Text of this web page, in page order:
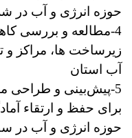
حوزه انرژی و آب در
4-مطالعه و بررسی
زیرساخت ها، مراکز
آب استان
5-پیش‌بینی و طراحی
برای حفظ و ارتقاء
حوزه انرژی و آب در